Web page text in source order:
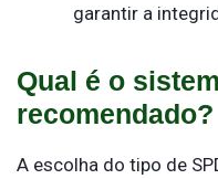
garantir a
Qual é o
recomendado?
A escolha do tipo de